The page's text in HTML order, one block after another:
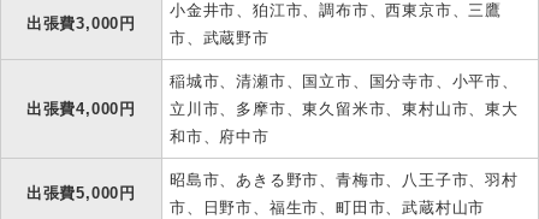
出張費3,000円
小金井市、狛江市、調布市、西東京市、三鷹
市、武蔵野市
出張費4,000円
稲城市、清瀬市、国立市、国分寺市、小平市、
立川市、多摩市、東久留米市、東村山市、東大
和市、府中市
出張費5,000円
昭島市、あきる野市、青梅市、八王子市、羽村
市、日野市、福生市、町田市、武蔵村山市